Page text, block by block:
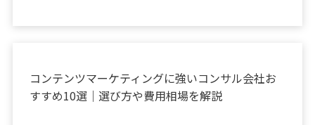
コンテンツマーケティングに強いコンサル会社お
すすめ10選｜選び方や費用相場を解説